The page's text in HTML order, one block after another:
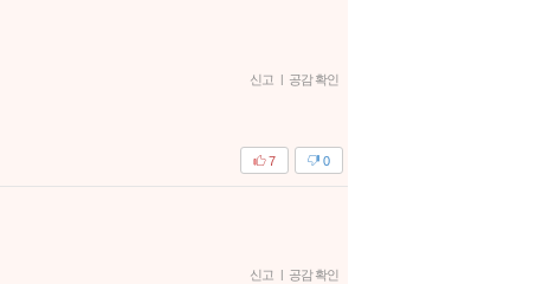
신고 | 공감 확인
0
7
신고 | 공감 확인